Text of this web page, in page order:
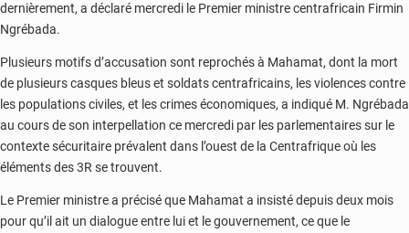
dernièrement, a déclaré mercredi le Premier ministre centrafricain Firmin
Ngrébada.
Plusieurs motifs d’accusation sont reprochés à Mahamat, dont la mort
de plusieurs casques bleus et soldats centrafricains, les violences contre
les populations civiles, et les crimes économiques, a indiqué M. Ngrébada
au cours de son interpellation ce mercredi par les parlementaires sur le
contexte sécuritaire prévalent dans l’ouest de la Centrafrique où les
éléments des 3R se trouvent.
Le Premier ministre a précisé que Mahamat a insisté depuis deux mois
pour qu’il ait un dialogue entre lui et le gouvernement, ce que le